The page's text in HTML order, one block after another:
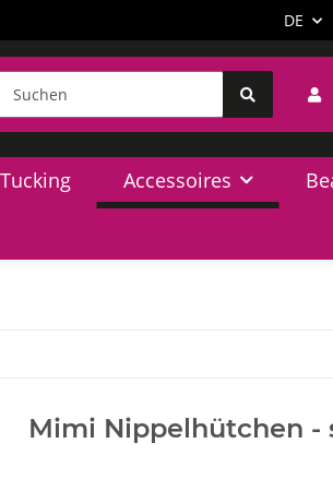
DE
Accessoires
Mimi Nippelhütchen -